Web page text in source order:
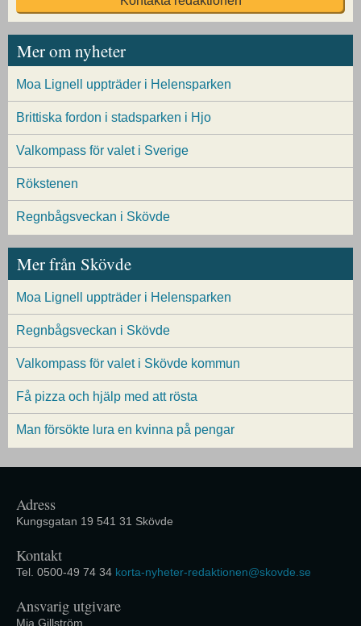
Mer om nyheter
Moa Lignell uppträder i Helensparken
Brittiska fordon i stadsparken i Hjo
Valkompass för valet i Sverige
Rökstenen
Regnbågsveckan i Skövde
Mer från Skövde
Moa Lignell uppträder i Helensparken
Regnbågsveckan i Skövde
Valkompass för valet i Skövde kommun
Få pizza och hjälp med att rösta
Man försökte lura en kvinna på pengar
Adress
Kungsgatan 19 541 31 Skövde
Kontakt
Tel. 0500-49 74 34 korta-nyheter-redaktionen@skovde.se
Ansvarig utgivare
Mia Gillström.